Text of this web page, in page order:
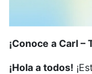
¡Conoce a Carl
¡Hola a todos!